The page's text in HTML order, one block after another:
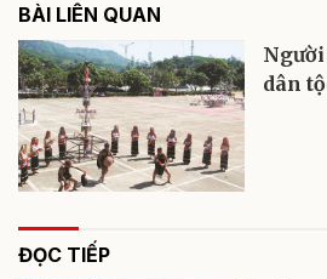
BÀI LIÊN QUAN
dân
ĐỌC TIẾP